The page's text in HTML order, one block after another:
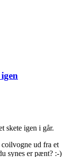
skete igen i går.
ud fra et
synes er pænt? :-)